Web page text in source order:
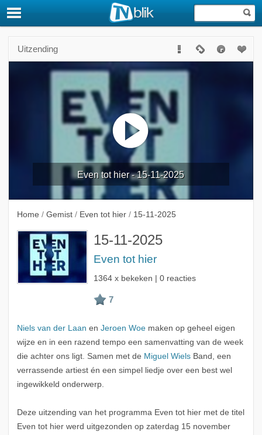
Uitzending
Even tot hier - 15-11-2025
Home / Gemist / Even tot hier / 15-11-2025
15-11-2025
Even tot hier
1364 x bekeken | 0 reacties
Niels van der Laan en Jeroen Woemaken op geheel eigen
wijze en in een razend tempo een samenvatting van de week
die achter ons ligt. Samen met de Miguel WielsBand, een
verrassende artiest én een simpel liedje over een best wel
ingewikkeld onderwerp.
Deze uitzending van het programma Even tot hier met de titel
Even tot hier werd uitgezonden op zaterdag 15 november